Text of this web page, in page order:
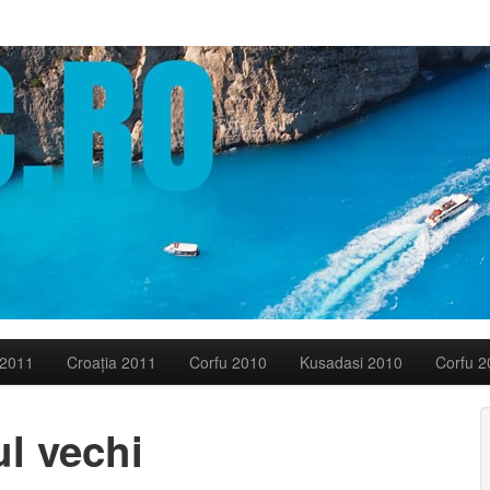
Croaţia 2011 Corfu 2010 Kusadasi 2010 Corfu
vechi